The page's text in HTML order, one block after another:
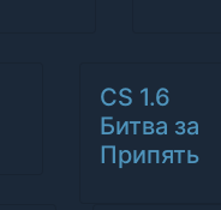
CS 1.6
Битва за
Припять